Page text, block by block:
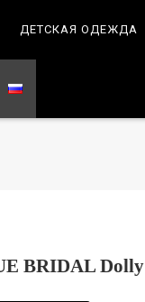
ДЕТСКАЯ ОДЕЖДА
BRIDAL Dolly